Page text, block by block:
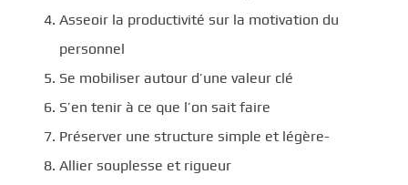
Asseoir la productivité sur la motivation du
personnel
Se mobiliser autour d’une valeur clé
S’en tenir à ce que l’on sait faire
Préserver une structure simple et légère-
Allier souplesse et rigueur